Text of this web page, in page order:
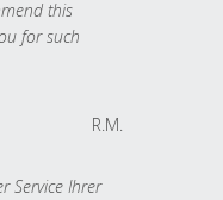
this
for such
R.M.
Service Ihrer